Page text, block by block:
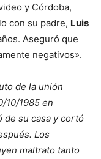
y Córdoba,
con su padre, Luis
Aseguró que
negativos».
de la unión
10/1985 en
de su casa y cortó
Los
maltrato tanto